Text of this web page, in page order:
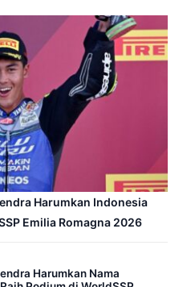
Harumkan Indonesia
Emilia Romagna 2026
Harumkan Nama